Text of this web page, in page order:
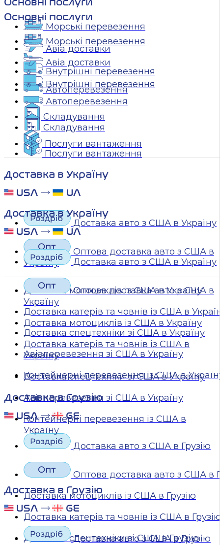
Основні послуги
Морські перевезення
Авіа доставки
Внутрішні перевезення
Автоперевезення
Складування
Послуги вантаження
Доставка в Україну
Доставка авто з США в Україну
Оптова доставка авто з США в
Україну
Доставка мотоциклів із США в Україну
Доставка катерів та човнів із США в
Україну
Доставка спецтехніки зі США в Україну
Авіаперевезення зі США в Україну
Контейнерні перевезення із США в
Україну
Доставка в Грузію
Доставка авто з США в Грузію
Основні послуги
Морські перевезення
Авіа доставки
Внутрішні перевезення
Автоперевезення
Складування
Послуги вантаження
Доставка в Україну
Доставка авто з США в Україну
Оптова доставка авто з США в
Україну
Доставка мотоциклів із США в Україну
Доставка катерів та човнів із США в
Доставка спецтехніки зі США в Україну
Авіаперевезення зі США в Україну
Контейнерні перевезення із США в
Доставка в Грузію
Доставка авто з США в Грузію
Оптова доставка авто з США в
Доставка мотоциклів із США в Грузію
Доставка катерів та човнів із США в
Доставка спецтехніки зі США в Грузію